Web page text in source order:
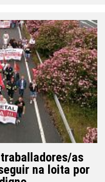
as
na loita por